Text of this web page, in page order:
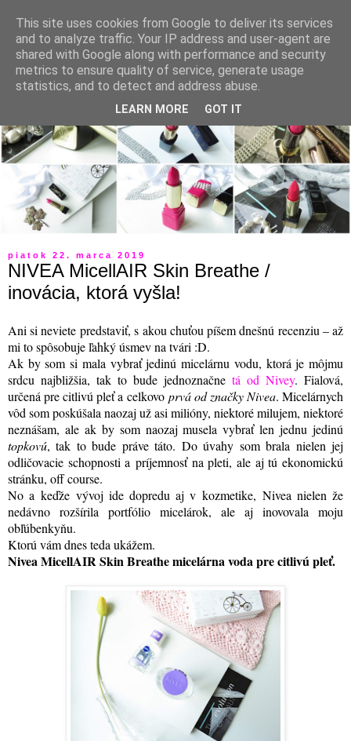
piatok 22. marca 2019
NIVEA MicellAIR Skin Breathe /
inovácia, ktorá vyšla!
Ani si neviete predstaviť, s akou chuťou píšem dnešnú recenziu – až
mi to spôsobuje ľahký úsmev na tvári :D.
Ak by som si mala vybrať jedinú micelárnu vodu, ktorá je môjmu
srdcu najbližšia, tak to bude jednoznačne tá od Nivey. Fialová,
určená pre citlivú pleť a celkovo prvá od značky Nivea. Micelárnych
vôd som poskúšala naozaj už asi milióny, niektoré milujem, niektoré
neznášam, ale ak by som naozaj musela vybrať len jednu jedinú
topkovú, tak to bude práve táto. Do úvahy som brala nielen jej
odličovacie schopnosti a príjemnosť na pleti, ale aj tú ekonomickú
stránku, off course.
No a keďže vývoj ide dopredu aj v kozmetike, Nivea nielen že
nedávno rozšírila portfólio micelárok, ale aj inovovala moju
obľúbenkyňu.
Ktorú vám dnes teda ukážem.
Nivea MicellAIR Skin Breathe micelárna voda pre citlivú pleť.
This site uses cookies from Google to deliver its services
and to analyze traffic. Your IP address and user-agent are
shared with Google along with performance and security
metrics to ensure quality of service, generate usage
statistics, and to detect and address abuse.
LEARN MORE GOT IT